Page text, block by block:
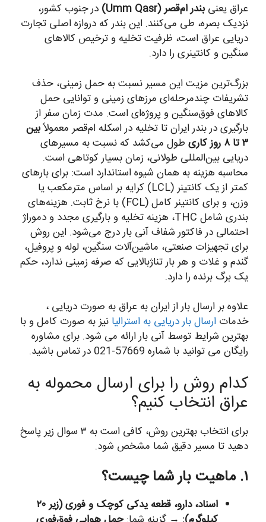
عراق یعنی بندر ام‌قصر (Umm Qasr)
در جنوب کشور،
نزدیک بصره، طی می‌کنند. این بندر که دروازه اصلی تجارت
دریایی عراق است، ظرفیت تخلیه و ترخیص کالاهای
سنگین و کانتینری را دارد.
بزرگ‌ترین مزیت این مسیر نسبت به حمل زمینی، حذف
تشریفات چندمرحله‌ای مرزهای زمینی و توانایی حمل
کالاهای فوق‌سنگین و پروژه‌ای است. مدت زمان سفر از
بارگیری در بندر ایران تا تخلیه در اسکله ام‌قصر معمولاًبین
۳ تا ۸ روز کاری
طول می‌کشد که نسبت به مسیرهای
دریایی بین‌المللی طولانی، زمان بسیار کوتاهی است.
محاسبه هزینه به همان شیوه استاندارد است: برای بارهای
کمتر از یک کانتینر (LCL) کرایه بر اساس مترمکعب یا
وزن، و برای کانتینر کامل (FCL) با نرخ ثابت. هزینه‌های
بندری شامل THC، هزینه تخلیه و بارگیری مجدد و دموراژ
احتمالی در فاکتور شفاف آنی بار درج می‌شود. این روش
برای تجهیزات صنعتی، ماشین‌آلات سنگین، لوله و پروفیل،
گندم و غلات و هر بار تناژبالایی که صرفه زمینی ندارد، حکم
یک برگ برنده را دارد.
علاوه بر ارسال بار از ایران به عراق به صورت دریایی ،
خدمات ارسال بار دریایی به استرالیا نیز به صورت کامل و با
بهترین شرایط توسط آنی بار ارائه می شود. برای مشاوره
رایگان می توانید با شماره 57669-021 در تماس باشید.
کدام روش را برای ارسال محموله به
عراق انتخاب کنیم؟
برای انتخاب بهترین روش، کافی است به ۳ سوال زیر پاسخ
دهید تا مسیر دقیق شما مشخص شود.
۱. ماهیت بار شما چیست؟
اسناد، دارو، قطعه یدکی کوچک و فوری (زیر ۲۰